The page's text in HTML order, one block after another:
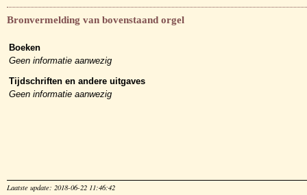
Bronvermelding van bovenstaand orgel
Boeken
Geen informatie aanwezig
Tijdschriften en andere uitgaves
Geen informatie aanwezig
Laatste update: 2018-06-22 11:46:42